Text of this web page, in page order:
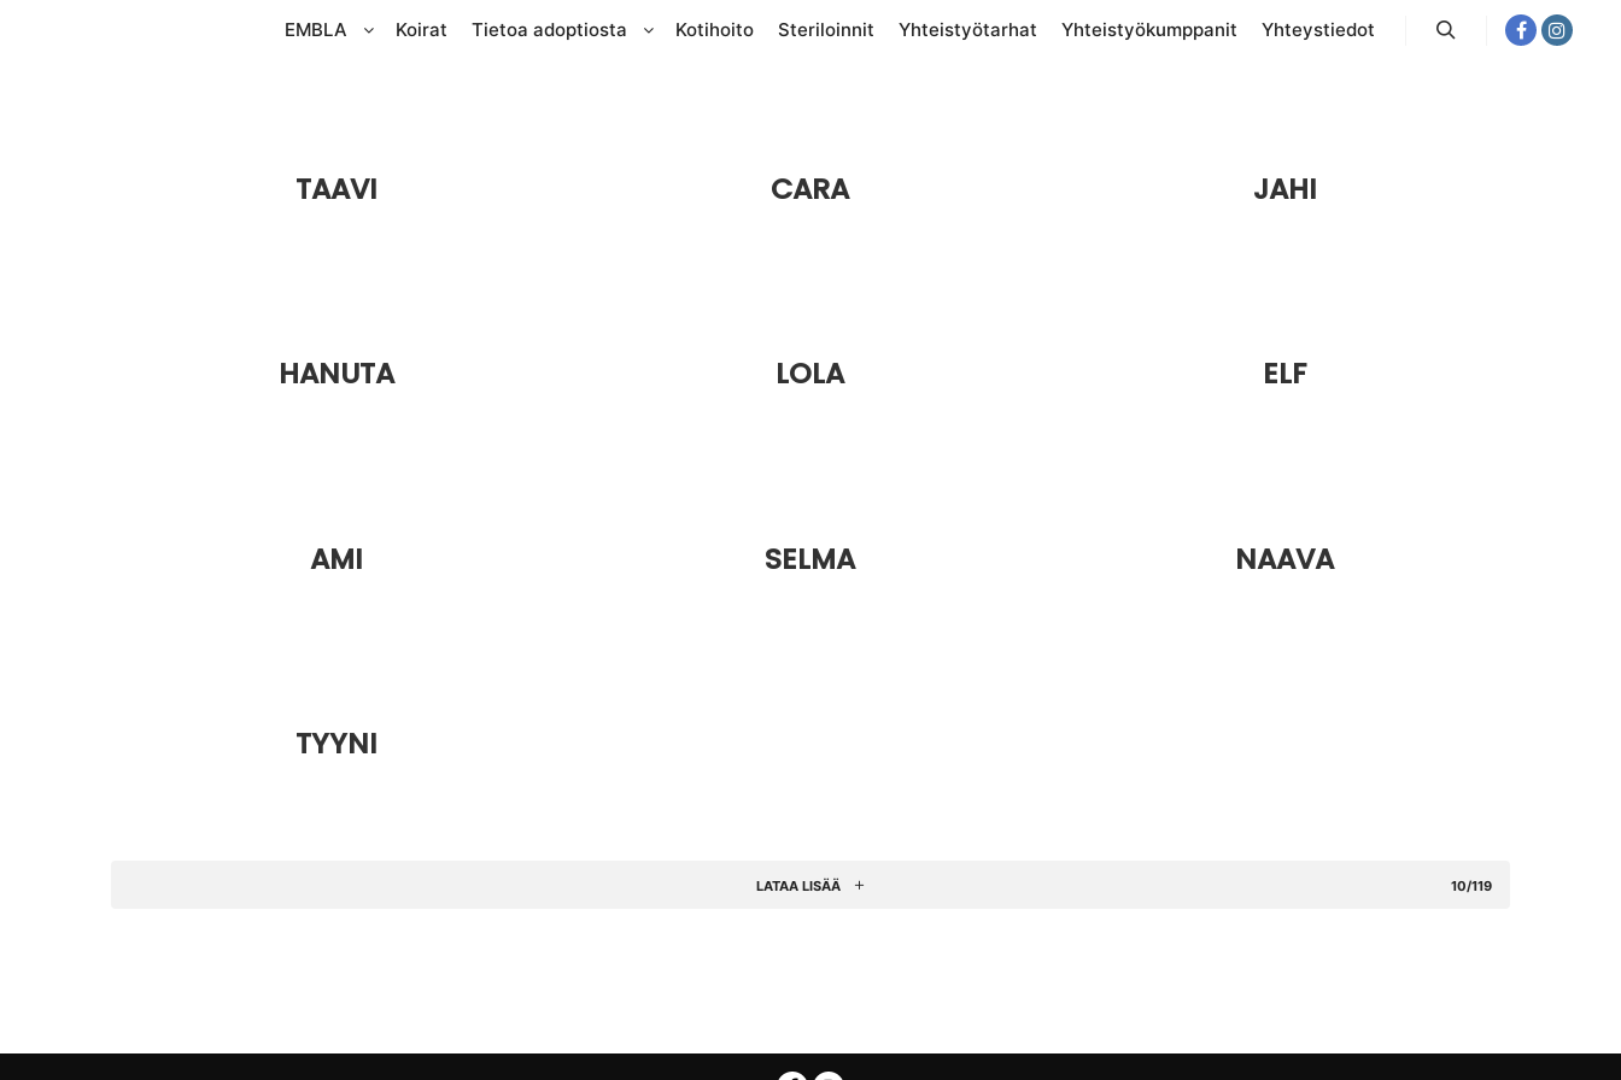
EMBLA Koirat Tietoa adoptiosta Kotihoito Steriloinnit Yhteistyötarhat Yhteistyökumppanit Yhteystiedot
TAAVI CARA JAHI
HANUTA LOLA ELF
AMI SELMA NAAVA
TYYNI
LATAA LISÄÄ 10/119